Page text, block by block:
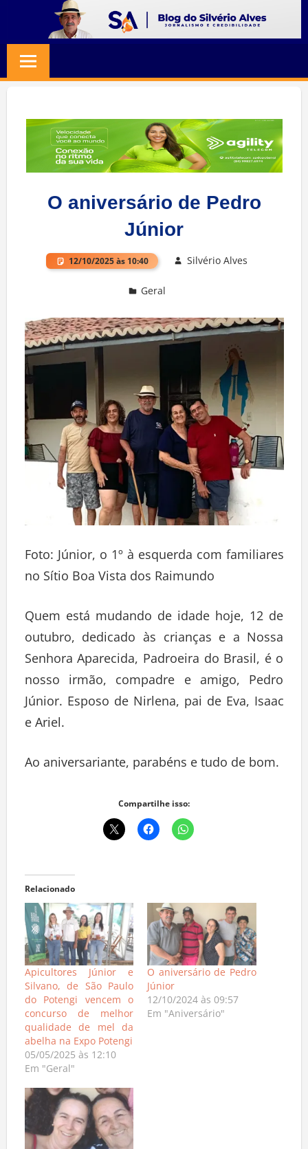
content
SILVERIO
ALVES
Jornalismo
Credibilidade
O aniversário de Pedro
Júnior
12/10/2025 às 10:40 Silvério Alves
Geral
Foto: Júnior, o 1º à esquerda com familiares
no Sítio Boa Vista dos Raimundo
Quem está mudando de idade hoje, 12 de
outubro, dedicado às crianças e a Nossa
Senhora Aparecida, Padroeira do Brasil, é o
nosso irmão, compadre e amigo, Pedro
Júnior. Esposo de Nirlena, pai de Eva, Isaac
e Ariel.
Ao aniversariante, parabéns e tudo de bom.
Compartilhe isso:
Relacionado
Apicultores Júnior e
Silvano, de São Paulo
do Potengi vencem o
concurso de melhor
qualidade de mel da
abelha na Expo Potengi
05/05/2025 às 12:10
Em "Geral"
O aniversário de Pedro
Júnior
12/10/2024 às 09:57
Em "Aniversário"